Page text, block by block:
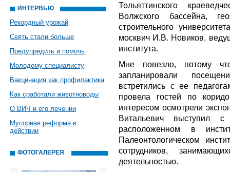
ИНТЕРВЬЮ
Рекордный урожай
Сеять стали больше
Предупредить и помочь
Молодому специалисту
Вакцинация как профилактика
Как сработали животноводы
О ВИЧ и его лечении
Мусорная реформа в
действии
ФОТОГАЛЕРЕЯ
Тольяттинского
Волжского бассейна,
строительного
москвич И.В. Новиков,
института.
Мне повезло, потому
запланировали
встретились с ее
провела гостей по
интересом осмотрели
Витальевич выступил
расположенном в
Палеонтологическом
сотрудников,
деятельностью.